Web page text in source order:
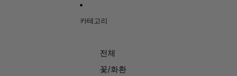
카테고리
전체
꽃/화환